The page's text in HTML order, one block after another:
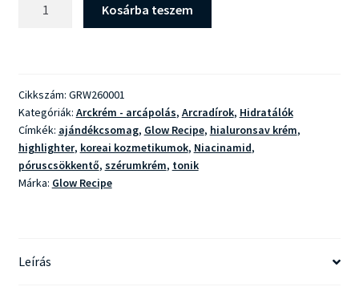
Sellers
Kit
mennyiség
Kosárba teszem
Cikkszám: GRW260001
Kategóriák: Arckrém - arcápolás, Arcradírok, Hidratálók
Címkék: ajándékcsomag, Glow Recipe, hialuronsav krém,
highlighter, koreai kozmetikumok, Niacinamid,
póruscsökkentő, szérumkrém, tonik
Márka: Glow Recipe
Leírás